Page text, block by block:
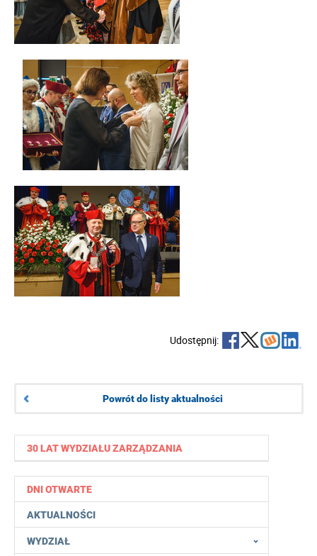
30 LAT WYDZIAŁU ZARZĄDZANIA
DNI OTWARTE
AKTUALNOŚCI
WYDZIAŁ
Udostępnij:
Powrót do listy aktualności